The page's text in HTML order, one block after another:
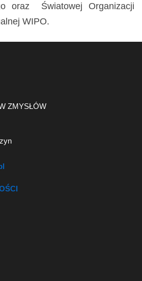
oraz Światowej Organizacji
WIPO.
ZMYSŁÓW